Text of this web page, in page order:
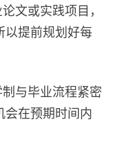
文或实践项目，
以提前规划好每
与毕业流程紧密
会在预期时间内